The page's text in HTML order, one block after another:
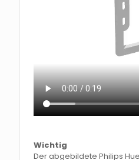
Wichtig
Der abgebildete Philips